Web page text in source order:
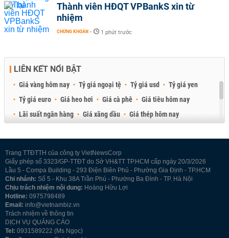
Thành viên HĐQT VPBankS xin từ
nhiệm
CHỨNG KHOÁN - 1 phút trước
LIÊN KẾT NỔI BẬT
Giá vàng hôm nay Tỷ giá ngoại tệ Tỷ giá usd
Tỷ giá yen
Tỷ giá euro
Giá heo hơi Giá cà phê
Giá tiêu hôm nay
Lãi suất ngân hàng
Giá xăng dầu
Giá thép hôm nay
Trang TTĐTTH của công ty VietNewsCorp
Giấy phép số 3323/GP-TTĐT do Sở VH&TT TP.HCM cấp ngày 20/3/2026
Lầu 5 - Compa Building - 293 Điện Biên Phủ - Phường Gia Định - TP.HCM
Chi nhánh: Số 5 - Khu 38A Trần Phú - Phường Ba Đình - TP. Hà Nội
Chịu trách nhiệm nội dung: Hoàng Hữu Lợi
Hotline: 0975798489
Email: info@vietnambiz.vn
Trách nhiệm về thông tin
DỊCH VỤ QUẢNG CÁO
Tel: 0931589222 (Ms Ngọc)